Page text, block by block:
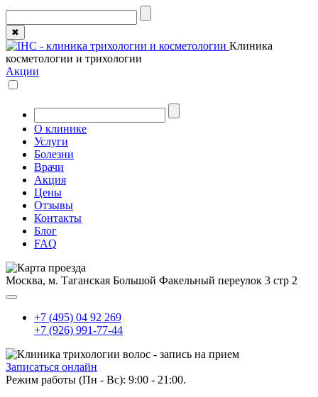
✖
Клиника
косметологии и трихологии
Акции
О клинике
Услуги
Болезни
Врачи
Акция
Цены
Отзывы
Контакты
Блог
FAQ
Москва, м. Таганская Большой Факельный переулок 3 стр 2
+7 (495) 04 92 269
+7 (926) 991-77-44
Записаться онлайн
Режим работы (Пн - Вс): 9:00 - 21:00.